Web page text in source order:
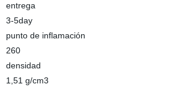
entrega
3-5day
punto de inflamación
260
densidad
1,51 g/cm3